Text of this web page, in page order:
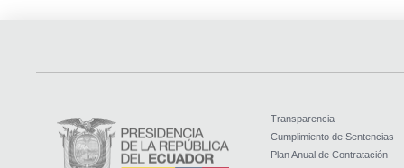
Transparencia
Cumplimiento de Sentencias
Plan Anual de Contratación